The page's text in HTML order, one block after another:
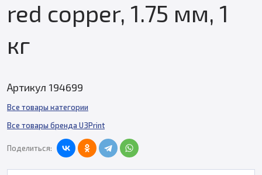
red copper, 1.75 мм, 1
кг
Артикул 194699
Все товары категории
Все товары бренда U3Print
Поделиться: